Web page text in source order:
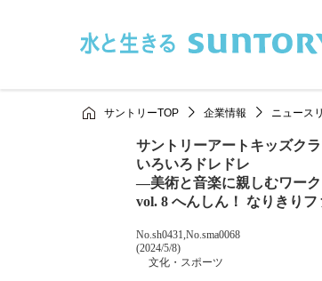
サントリーTOP 企業情報 ニュース
サントリーアートキッズク
いろいろドレドレ
―美術と音楽に親しむワー
vol. 8 へんしん！ なりきり
掲載番号
No.sh0431,No.sma0068
掲載日
(2024/5/8)
カテゴリー
文化・スポーツ